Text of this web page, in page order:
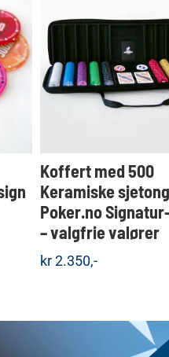
KJØP
Detaljer
Koffert med 500
Keramiske
Poker.no
– valgfrie valører
kr2.350,-